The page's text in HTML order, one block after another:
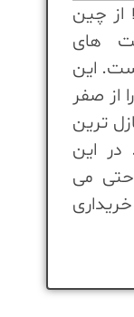
از چین
های
این
از صفر
ترین
این
می